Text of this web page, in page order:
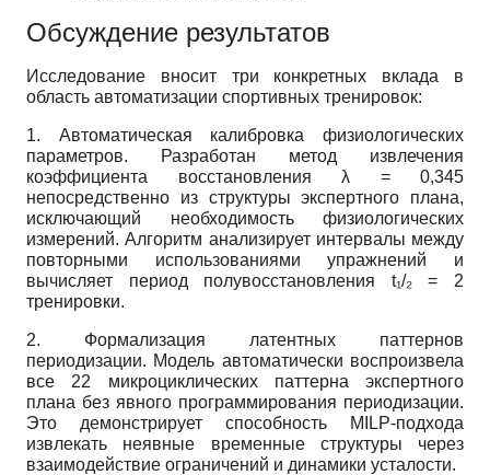
Обсуждение результатов
Исследование вносит три конкретных вклада в
область автоматизации спортивных тренировок:
1. Автоматическая калибровка физиологических
параметров. Разработан метод извлечения
коэффициента восстановления λ = 0,345
непосредственно из структуры экспертного плана,
исключающий необходимость физиологических
измерений. Алгоритм анализирует интервалы между
повторными использованиями упражнений и
вычисляет период полувосстановления t₁/₂ = 2
тренировки.
2. Формализация латентных паттернов
периодизации. Модель автоматически воспроизвела
все 22 микроциклических паттерна экспертного
плана без явного программирования периодизации.
Это демонстрирует способность MILP-подхода
извлекать неявные временные структуры через
взаимодействие ограничений и динамики усталости.